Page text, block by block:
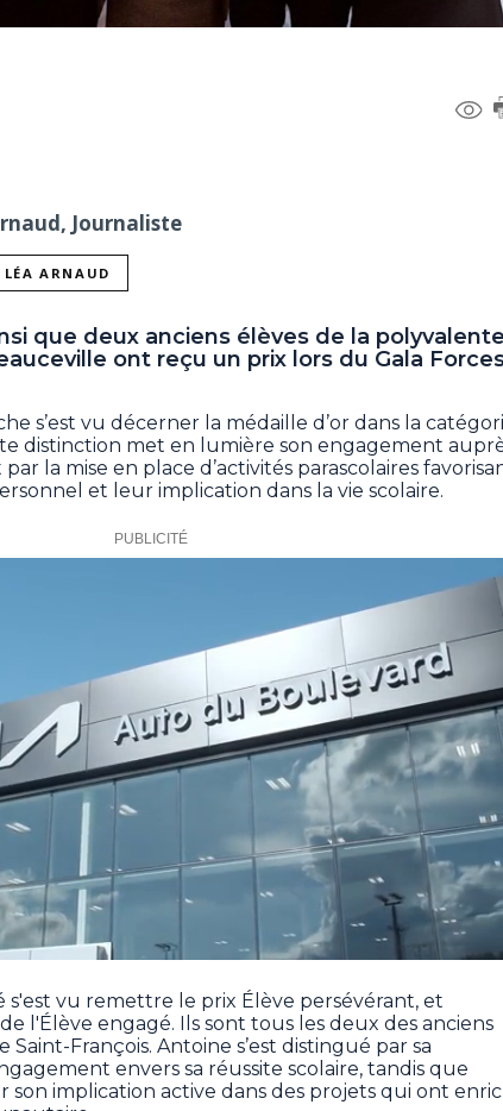
Journaliste
LÉA ARNAUD
que deux anciens élèves de la polyvalente
ont reçu un prix lors du Gala
s’est vu décerner la médaille d’or dans la
distinction met en lumière son engagement
la mise en place d’activités parascolaires
et leur implication dans la vie scolaire.
s'est vu remettre le prix Élève persévérant, et
l'Élève engagé. Ils sont tous les deux des anciens
François. Antoine s’est distingué par sa
envers sa réussite scolaire, tandis que
son implication active dans des projets qui ont